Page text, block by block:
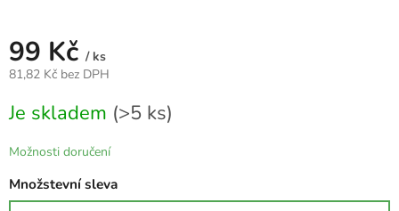
99 Kč / ks
81,82 Kč bez DPH
cena:
Je skladem (>5 ks)
Možnosti doručení
Množstevní sleva